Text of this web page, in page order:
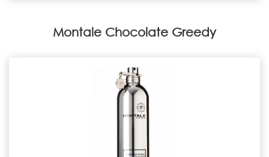
Montale Chocolate Greedy